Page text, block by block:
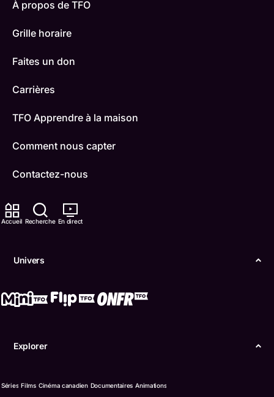
Accueil Recherche En direct
Univers
Explorer
Séries Films Cinéma canadien Documentaires Animations
À propos de TFO
Grille horaire
Faites un don
Carrières
TFO Apprendre à la maison
Comment nous capter
Contactez-nous
ONFR
Boukili
Confidentialité
langue française de l’Ontario (TFO) - 2026